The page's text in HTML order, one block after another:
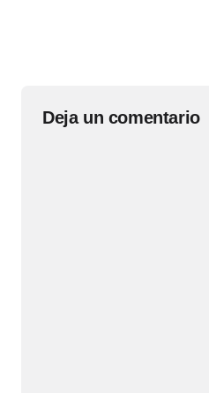
Deja un comentario